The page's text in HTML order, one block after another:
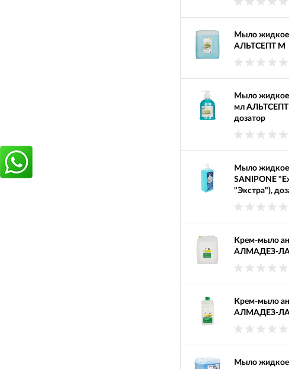
Мыло
АЛЬТСЕПТ М
Мыло
мл
дозатор
Мыло жидкое
SANIPONE
"Экстра"),
Крем-мыло
АЛМАДЕЗ-
Крем-мыло
АЛМАДЕЗ-
Мыло жидкое